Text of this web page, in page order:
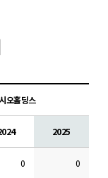
오홀딩스
2025
0 0